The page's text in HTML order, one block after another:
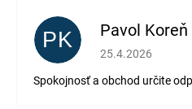
PK Pavol Koreň
Hodnotenie
25.4.2026
Spokojnosť a obchod určite